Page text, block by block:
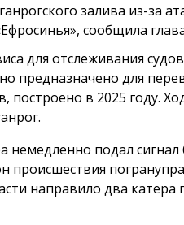
залива из-за
сообщила
для отслеживания
предназначено для
построено в 2025 году.
немедленно подал
происшествия
направило два